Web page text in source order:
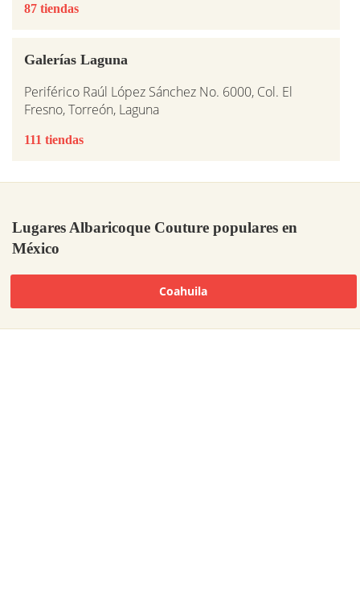
87 tiendas
Galerías Laguna
Periférico Raúl López Sánchez No. 6000, Col. El
Fresno, Torreón, Laguna
111 tiendas
Lugares Albaricoque Couture populares en
México
Coahuila